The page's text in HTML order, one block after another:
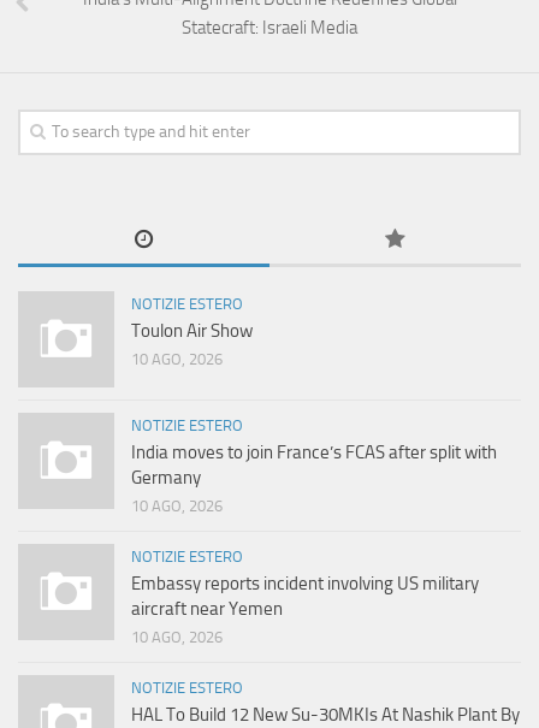
Statecraft: Israeli Media
NOTIZIE ESTERO
Toulon Air Show
10 AGO, 2026
NOTIZIE ESTERO
India moves to join France’s FCAS after split with
Germany
10 AGO, 2026
NOTIZIE ESTERO
Embassy reports incident involving US military
aircraft near Yemen
10 AGO, 2026
NOTIZIE ESTERO
HAL To Build 12 New Su-30MKIs At Nashik Plant By